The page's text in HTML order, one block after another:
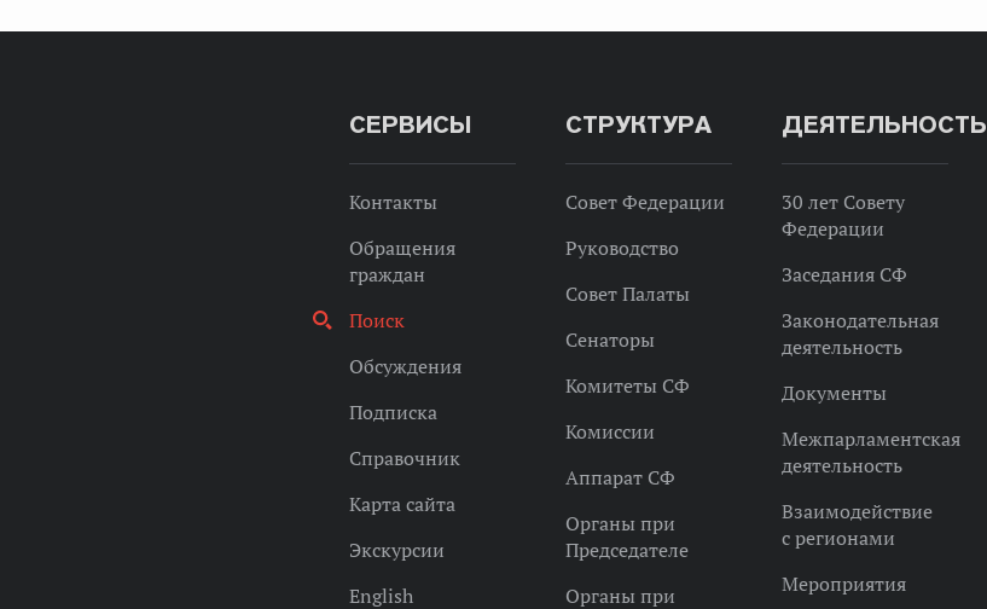
СЕРВИСЫ
Контакты
Обращения
граждан
Поиск
Обсуждения
Подписка
Справочник
Карта сайта
Экскурсии
English
СТРУКТУРА
Совет Федерации
Руководство
Совет Палаты
Сенаторы
Комитеты СФ
Комиссии
Аппарат СФ
Органы при
Председателе
Органы при
ДЕЯТЕЛЬНОСТЬ
30 лет Совету
Федерации
Заседания СФ
Законодательная
деятельность
Документы
Межпарламентская
деятельность
Взаимодействие
с регионами
Мероприятия